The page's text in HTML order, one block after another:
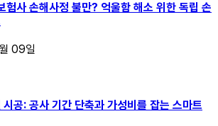
험사 손해사정 불만? 억울함 해소 위한 독립 손
09일
공: 공사 기간 단축과 가성비를 잡는 스마트